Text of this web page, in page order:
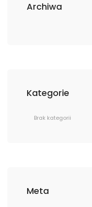
Archiwa
Kategorie
Brak kategorii
Meta